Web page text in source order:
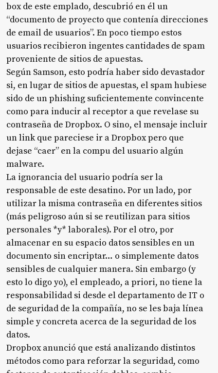
box de este emplado, descubrió en él un
“documento de proyecto que contenía direcciones
de email de usuarios”. En poco tiempo estos
usuarios recibieron ingentes cantidades de spam
proveniente de sitios de apuestas.
Según Samson, esto podría haber sido devastador
si, en lugar de sitios de apuestas, el spam hubiese
sido de un phishing suficientemente convincente
como para inducir al receptor a que revelase su
contraseña de Dropbox. O sino, el mensaje incluir
un link que pareciese ir a Dropbox pero que
dejase “caer” en la compu del usuario algún
malware.
La ignorancia del usuario podría ser la
responsable de este desatino. Por un lado, por
utilizar la misma contraseña en diferentes sitios
(más peligroso aún si se reutilizan para sitios
personales *y* laborales). Por el otro, por
almacenar en su espacio datos sensibles en un
documento sin encriptar… o simplemente datos
sensibles de cualquier manera. Sin embargo (y
esto lo digo yo), el empleado, a priori, no tiene la
responsabilidad si desde el departamento de IT o
de seguridad de la compañía, no se les baja línea
simple y concreta acerca de la seguridad de los
datos.
Dropbox anunció que está analizando distintos
métodos como para reforzar la seguridad, como